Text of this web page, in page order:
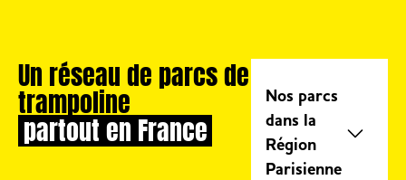
Un réseau de parcs de
trampoline
partout en France
Nos parcs
dans la
Région
Parisienne